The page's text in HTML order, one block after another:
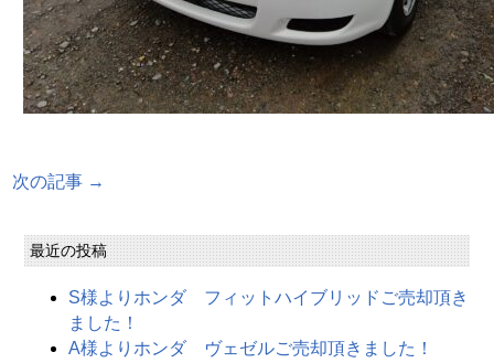
次の記事 →
最近の投稿
S様よりホンダ フィットハイブリッドご売却頂き
ました！
A様よりホンダ ヴェゼルご売却頂きました！